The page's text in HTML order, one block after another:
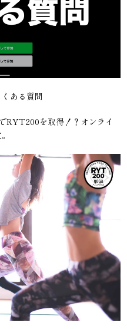
ある質問
RYT200を取得！？オンライ